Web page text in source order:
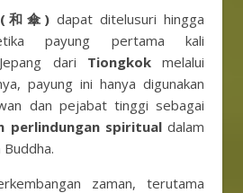
(和傘)dapat ditelusuri hingga
payung pertama kali
dari Tiongkokmelalui
payung ini hanya digunakan
dan pejabat tinggi sebagai
perlindungan spiritualdalam
zaman, terutama